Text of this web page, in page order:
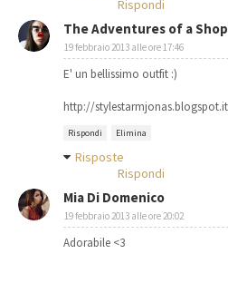
Rispondi
The Adventures of a
19 febbraio 2013 alle ore 17:46
E' un bellissimo outfit :)
http://
Rispondi Elimina
Risposte
Rispondi
Mia Di Domenico
19 febbraio 2013 alle ore 20:02
Adorabile <3